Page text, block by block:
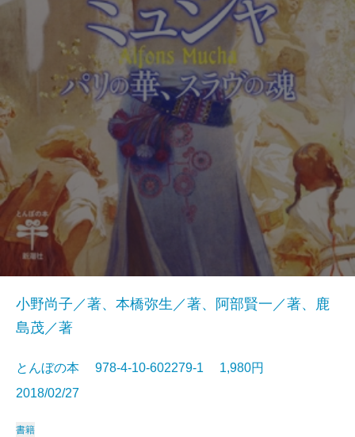
小野尚子／著、本橋弥生／著、阿部賢一／著、鹿
島茂／著
とんぼの本 978-4-10-602279-1 1,980円
2018/02/27
書籍